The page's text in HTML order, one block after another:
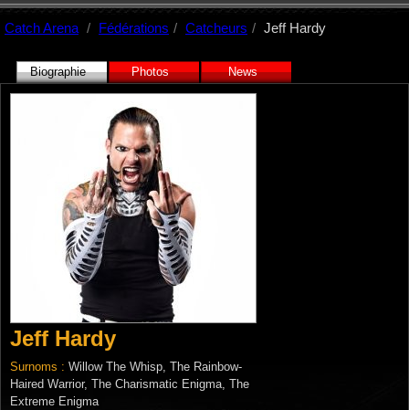
Catch Arena Fédérations Catcheurs Jeff Hardy
Biographie Photos News
Jeff Hardy
Surnoms : Willow The Whisp, The Rainbow-
Haired Warrior, The Charismatic Enigma, The
Extreme Enigma